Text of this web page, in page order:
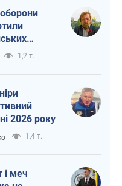
1,2 т.
2026 року
1,4 т.
і меч